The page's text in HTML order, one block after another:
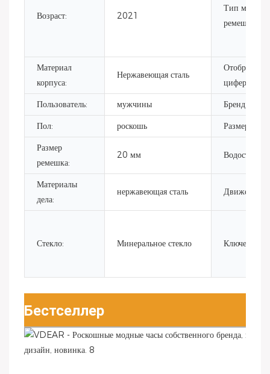
Возраст: 2021
Тип
ремешка:
Материал
корпуса:
Нержавеющая сталь
циферблата:
Пользователь:
мужчины
Бренд
Пол:
роскошь
Размер
Размер
ремешка:
20 мм
Материалы
дела:
нержавеющая сталь Движение:
Стекло: Минеральное стекло Ключевые
Бестселлер